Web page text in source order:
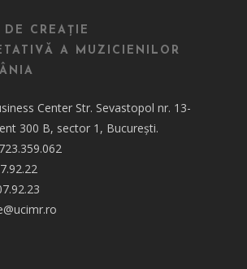
CREAȚIE
A MUZICIENILOR
Center Str. Sevastopol nr. 13-
300 B, sector 1, București.